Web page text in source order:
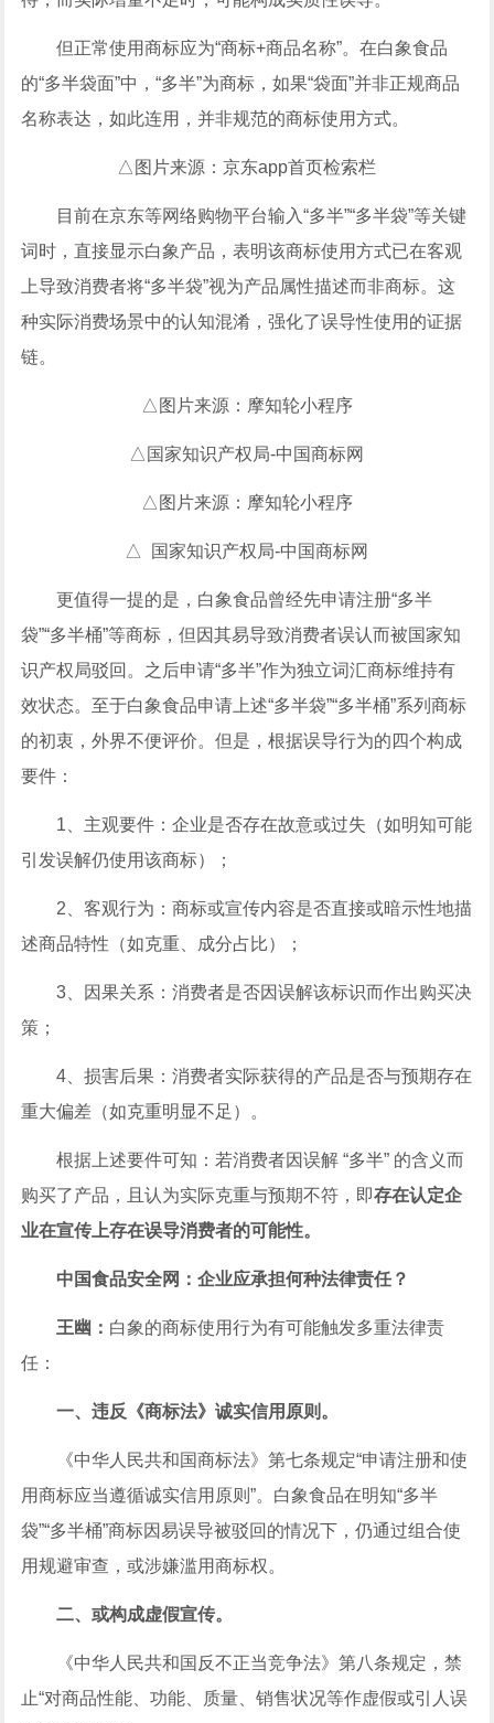
但正常使用商标应为“商标+商品名称”。在白象食品
的“多半袋面”中，“多半”为商标，如果“袋面”并非正规商品
名称表达，如此连用，并非规范的商标使用方式。
△图片来源：京东app首页检索栏
目前在京东等网络购物平台输入“多半”“多半袋”等关键
词时，直接显示白象产品，表明该商标使用方式已在客观
上导致消费者将“多半袋”视为产品属性描述而非商标。这
种实际消费场景中的认知混淆，强化了误导性使用的证据
链。
△图片来源：摩知轮小程序
△国家知识产权局-中国商标网
△图片来源：摩知轮小程序
△ 国家知识产权局-中国商标网
更值得一提的是，白象食品曾经先申请注册“多半
袋”“多半桶”等商标，但因其易导致消费者误认而被国家知
识产权局驳回。之后申请“多半”作为独立词汇商标维持有
效状态。至于白象食品申请上述“多半袋”“多半桶”系列商标
的初衷，外界不便评价。但是，根据误导行为的四个构成
要件：
1、主观要件：企业是否存在故意或过失（如明知可能
引发误解仍使用该商标）；
2、客观行为：商标或宣传内容是否直接或暗示性地描
述商品特性（如克重、成分占比）；
3、因果关系：消费者是否因误解该标识而作出购买决
策；
4、损害后果：消费者实际获得的产品是否与预期存在
重大偏差（如克重明显不足）。
根据上述要件可知：若消费者因误解 “多半” 的含义而
购买了产品，且认为实际克重与预期不符，即存在认定企
业在宣传上存在误导消费者的可能性。
中国食品安全网：企业应承担何种法律责任？
王幽： 白象的商标使用行为有可能触发多重法律责
任：
一、违反《商标法》诚实信用原则。
《中华人民共和国商标法》第七条规定“申请注册和使
用商标应当遵循诚实信用原则”。白象食品在明知“多半
袋”“多半桶”商标因易误导被驳回的情况下，仍通过组合使
用规避审查，或涉嫌滥用商标权。
二、或构成虚假宣传。
《中华人民共和国 反不正当竞争法》第八条规定，禁
止“对商品性能、功能、质量、销售状况等作虚假或引人误